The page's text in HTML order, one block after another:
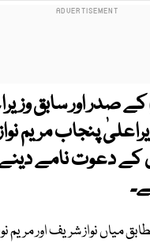
صدر اور سابق
پنجاب مریم
دعوت نامے
میاں نواز شریف اور مریم